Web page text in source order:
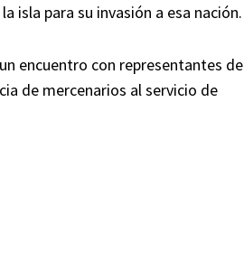
isla para su invasión a esa nación.
encuentro con representantes de
de mercenarios al servicio de